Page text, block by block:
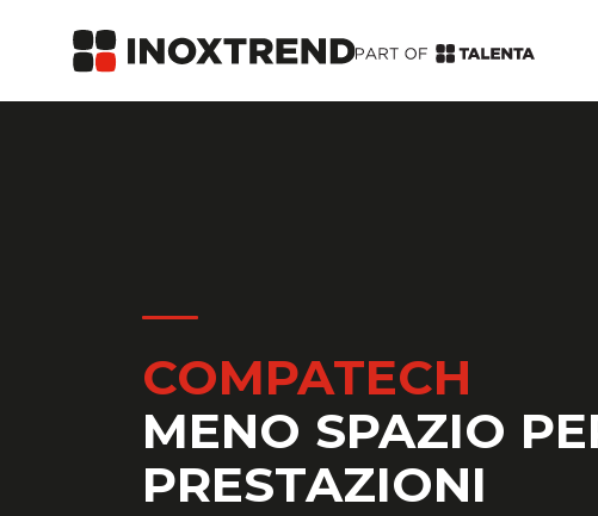
COMPATECH
MENO SPAZIO
PRESTAZIONI